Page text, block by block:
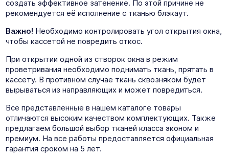
создать эффективное затенение. По этой причине не
рекомендуется её исполнение с тканью блэкаут.
Важно! Необходимо контролировать угол открытия окна,
чтобы кассетой не повредить откос.
При открытии одной из створок окна в режим
проветривания необходимо поднимать ткань, прятать в
кассету. В противном случае ткань сквозняком будет
вырываться из направляющих и может повредиться.
Все представленные в нашем каталоге товары
отличаются высоким качеством комплектующих. Также
предлагаем большой выбор тканей класса эконом и
премиум. На все работы предоставляется официальная
гарантия сроком на 5 лет.